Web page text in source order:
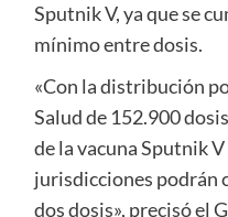
Sputnik V, ya que se
mínimo entre dosis.
«Con la distribución
Salud de 152.900
de la vacuna Sputnik
jurisdicciones podrán
dos dosis», precisó el